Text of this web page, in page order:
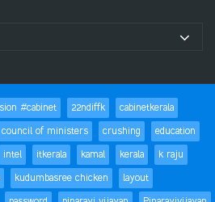
#cabinet 22ndiffk
cabinetkerala
council of ministers crushing
education
intel itkerala kamal kerala
k raju
kudumbasree chicken
layout